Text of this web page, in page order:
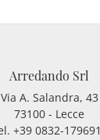
Arredando Srl
Via A. Salandra, 43
73100 - Lecce
+39 0832-